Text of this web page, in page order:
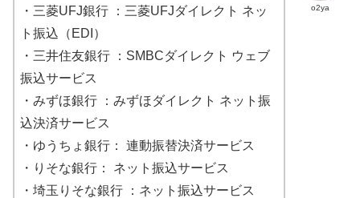
o2ya
・三菱UFJ銀行 ：三菱UFJダイレクト ネッ
ト振込（EDI）
・三井住友銀行 ：SMBCダイレクト ウェブ
振込サービス
・みずほ銀行 ：みずほダイレクト ネット振
込決済サービス
・ゆうちょ銀行： 連動振替決済サービス
・りそな銀行： ネット振込サービス
・埼玉りそな銀行 ：ネット振込サービス